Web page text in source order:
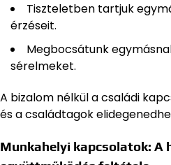
Tiszteletben tartjuk
érzéseit.
Megbocsátunk
sérelmeket.
A bizalom nélkül a családi
és a családtagok
Munkahelyi kapcsolatok: A